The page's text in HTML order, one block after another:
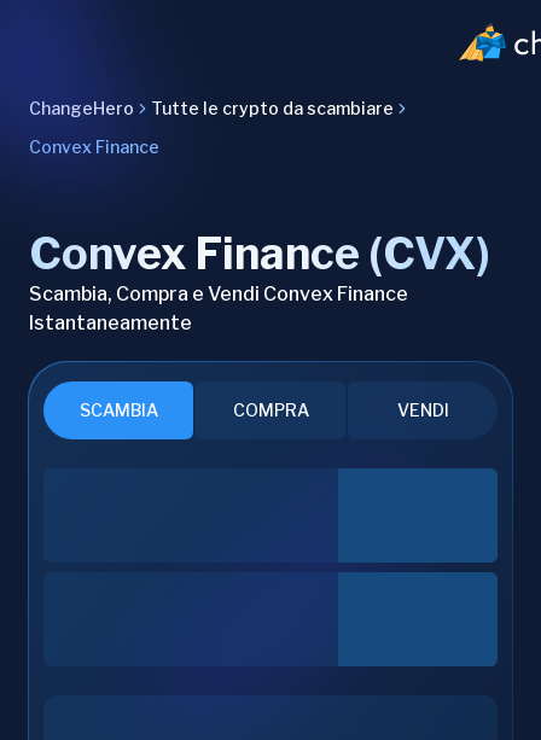
ChangeHero
Tutte le crypto da scambiare
Convex Finance
Convex Finance (CVX)
Scambia, Compra e Vendi Convex Finance
Istantaneamente
SCAMBIA COMPRA VENDI